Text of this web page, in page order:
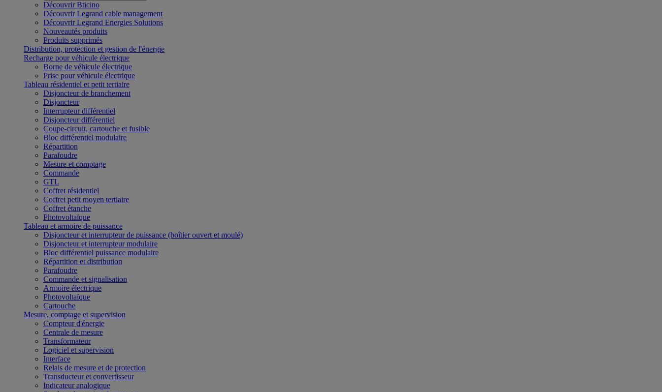
Découvrir Bticino
Découvrir Legrand cable management
Découvrir Legrand Energies Solutions
Nouveautés produits
Produits supprimés
Distribution, protection et gestion de l'énergie
Recharge pour véhicule électrique
Borne de véhicule électrique
Prise pour véhicule électrique
Tableau résidentiel et petit tertiaire
Disjoncteur de branchement
Disjoncteur
Interrupteur différentiel
Disjoncteur différentiel
Coupe-circuit, cartouche et fusible
Bloc différentiel modulaire
Répartition
Parafoudre
Mesure et comptage
Commande
GTL
Coffret résidentiel
Coffret petit moyen tertiaire
Coffret étanche
Photovoltaïque
Tableau et armoire de puissance
Disjoncteur et interrupteur de puissance (boîtier ouvert et moulé)
Disjoncteur et interrupteur modulaire
Bloc différentiel puissance modulaire
Répartition et distribution
Parafoudre
Commande et signalisation
Armoire électrique
Photovoltaïque
Cartouche
Mesure, comptage et supervision
Compteur d'énergie
Centrale de mesure
Transformateur
Logiciel et supervision
Interface
Relais de mesure et de protection
Transducteur et convertisseur
Indicateur analogique